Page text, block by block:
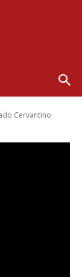
Cervantino